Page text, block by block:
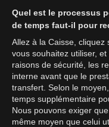
Quel est le processus
de temps faut-il pour
Allez à la Caisse,
vous souhaitez utiliser,
raisons de sécurité, les
interne avant que le
transfert. Selon le
temps supplémentaire
Nous pouvons exiger
même moyen que celui